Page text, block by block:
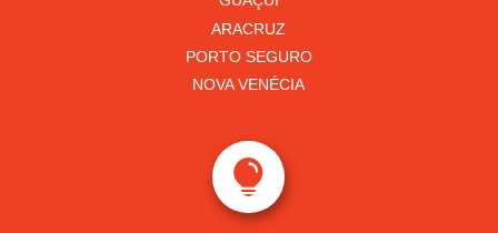
ARACRUZ
PORTO SEGURO
NOVA VENÉCIA
